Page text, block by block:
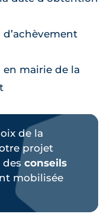
en mairie de la
de la
projet
conseils
mobilisée